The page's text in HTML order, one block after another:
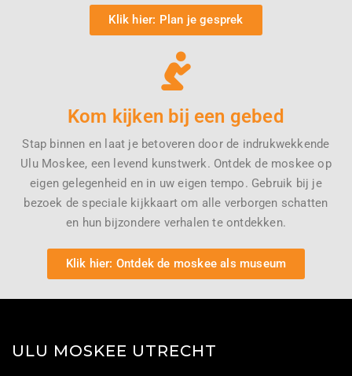
Klik hier: Plan je gesprek
Kom kijken bij een gebed
Stap binnen en laat je betoveren door de indrukwekkende
Ulu Moskee, een levend kunstwerk. Ontdek de moskee op
eigen gelegenheid en in uw eigen tempo. Gebruik bij je
bezoek de speciale kijkkaart om alle verborgen schatten
en hun bijzondere verhalen te ontdekken.
Klik hier: Ontdek de moskee als museum
ULU MOSKEE UTRECHT